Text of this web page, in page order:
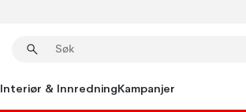
Interiør & InnredningKampanjer